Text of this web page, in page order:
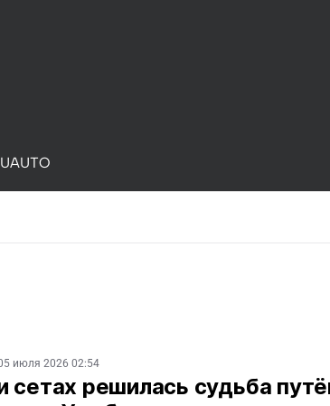
AUTO
июля 2026 02:54
сетах решилась судьба